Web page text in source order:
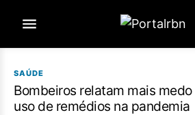
SAÚDE
Bombeiros relatam mais
uso de remédios na pandemia